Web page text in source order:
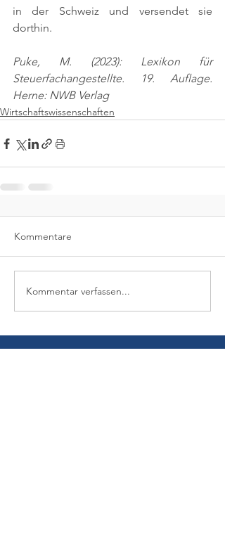
in der Schweiz und versendet sie
dorthin.
Puke, M. (2023): Lexikon für
Steuerfachangestellte. 19. Auflage.
Herne: NWB Verlag
Wirtschaftswissenschaften
Kommentare
Kommentar verfassen...